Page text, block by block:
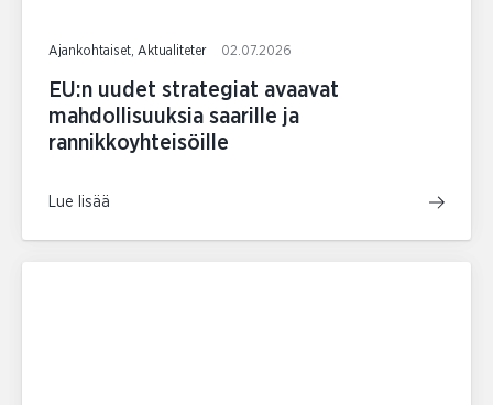
Ajankohtaiset, Aktualiteter 02.07.2026
EU:n uudet strategiat avaavat
mahdollisuuksia saarille ja
rannikkoyhteisöille
Lue lisää